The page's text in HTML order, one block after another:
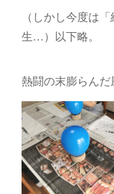
（しかし今度は
生…）以下略。
熱闘の末膨らんだ